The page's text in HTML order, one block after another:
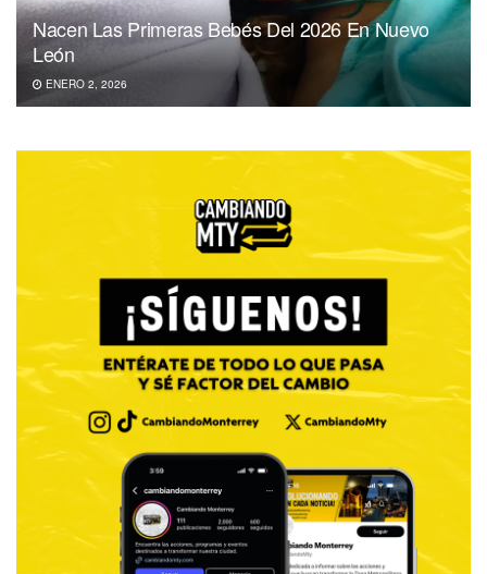
Nacen Las Primeras Bebés Del 2026 En Nuevo
León
ENERO 2, 2026